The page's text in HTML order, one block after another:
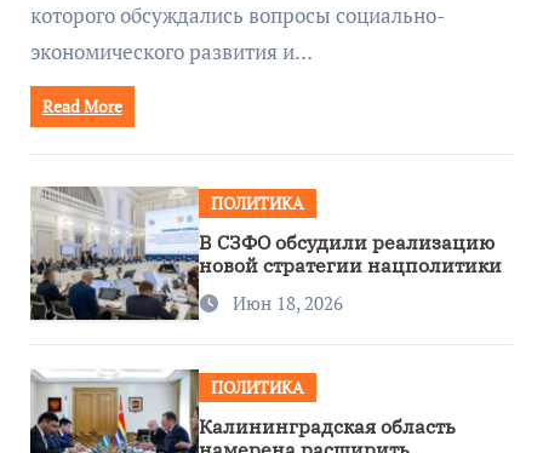
которого обсуждались вопросы социально-
экономического развития и…
Read More
ПОЛИТИКА
В СЗФО обсудили реализацию
новой стратегии нацполитики
Июн 18, 2026
ПОЛИТИКА
Калининградская область